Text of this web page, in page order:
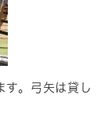
す。弓矢は貸し